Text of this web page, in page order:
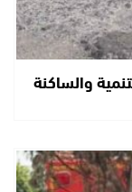
والساكنة